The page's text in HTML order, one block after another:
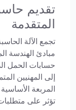
المتقدمة
تجمع الآلة
مبادئ الهندسة
حسابات الحمل
إلى المهنيين
المربعة
تؤثر على متطلبات